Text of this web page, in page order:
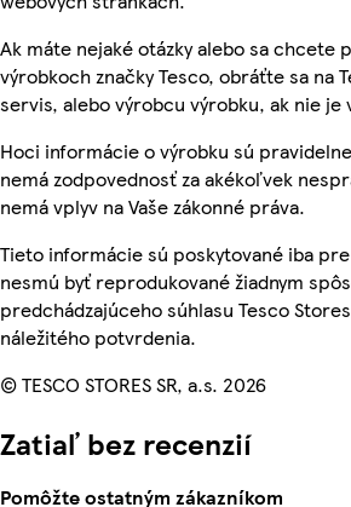
Ak máte nejaké otázky alebo sa chcete
výrobkoch značky Tesco, obráťte sa na
servis, alebo výrobcu výrobku, ak nie je
Hoci informácie o výrobku sú
nemá zodpovednosť za akékoľvek
nemá vplyv na Vaše zákonné práva.
Tieto informácie sú poskytované iba
nesmú byť reprodukované žiadnym
predchádzajúceho súhlasu Tesco
náležitého potvrdenia.
© TESCO STORES SR, a.s. 2026
Zatiaľ bez recenzií
Pomôžte ostatným zákazníkom